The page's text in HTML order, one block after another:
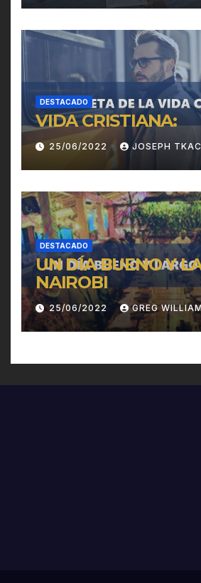
DESTACADO
VIDA CRISTIANA:
25/06/2022 JOSEPH
DESTACADO
UN DÍA BUENO Y
NAIROBI
25/06/2022 GREG